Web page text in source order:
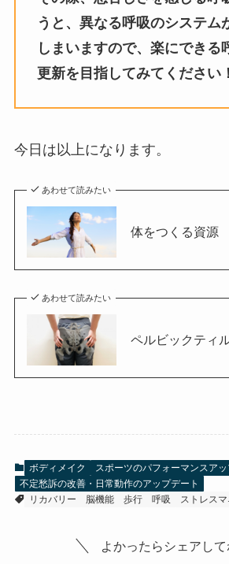
うと、異なる呼吸のシステム
しまいますので、楽にできる
更新を目指してみてください！
今日は以上になります。
あわせて読みたい
体をつくる資源
あわせて読みたい
ペルビックティ
ボディメイク
スポーツのパフォーマンスア
不定愁訴の改善・日常動作のアップデート
リカバリー
脳機能 歩行 呼吸 ストレス
よかったらシェアして